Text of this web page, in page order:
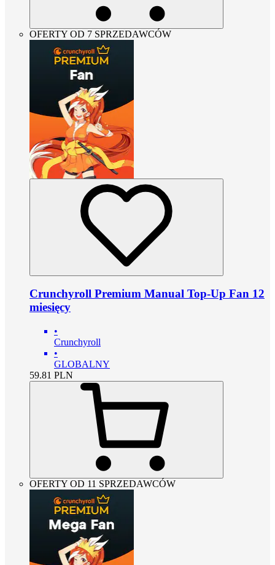
OFERTY OD 7 SPRZEDAWCÓW
Crunchyroll Premium Manual Top-Up Fan 12
miesięcy
•
Crunchyroll
•
GLOBALNY
59.81 PLN
OFERTY OD 11 SPRZEDAWCÓW